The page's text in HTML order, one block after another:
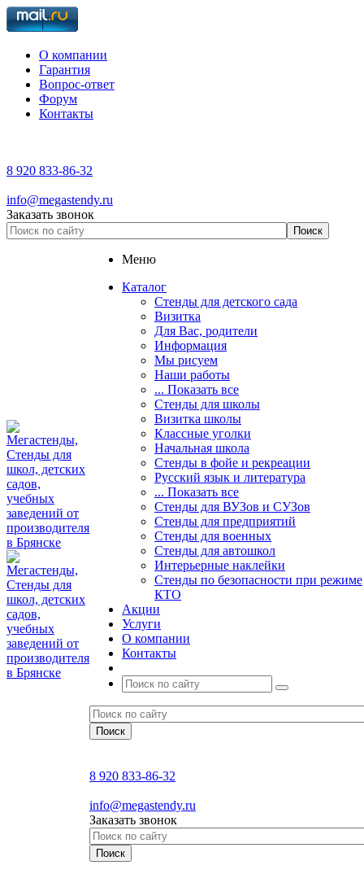
О компании
Гарантия
Вопрос-ответ
Форум
Контакты
8 920 833-86-32
info@megastendy.ru
Заказать звонок
Меню
Каталог
Стенды для детского сада
Визитка
Для Вас, родители
Информация
Мы рисуем
Наши работы
... Показать все
Стенды для школы
Визитка школы
Классные уголки
Начальная школа
Стенды в фойе и рекреации
Русский язык и литература
... Показать все
Стенды для ВУЗов и СУЗов
Стенды для предприятий
Стенды для военных
Стенды для автошкол
Интерьерные наклейки
Стенды по безопасности при режиме
КТО
Акции
Услуги
О компании
Контакты
8 920 833-86-32
info@megastendy.ru
Заказать звонок